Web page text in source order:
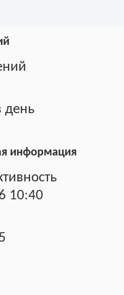
день
информация
10:40